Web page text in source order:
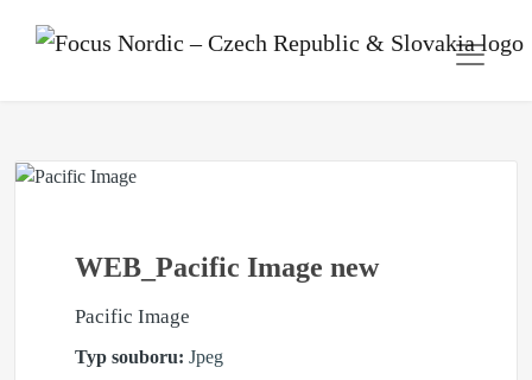
WEB_Pacific Image new
Pacific Image
Typ souboru: Jpeg